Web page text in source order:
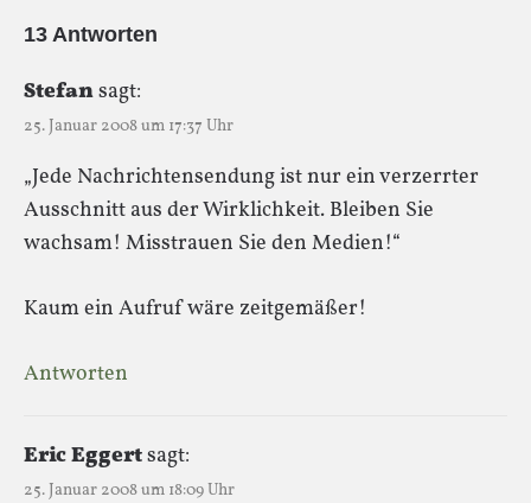
13 Antworten
Stefansagt:
25. Januar 2008 um 17:37 Uhr
„Jede Nachrichtensendung ist nur ein verzerrter
Ausschnitt aus der Wirklichkeit. Bleiben Sie
wachsam! Misstrauen Sie den Medien!“
Kaum ein Aufruf wäre zeitgemäßer!
Antworten
Eric Eggertsagt:
25. Januar 2008 um 18:09 Uhr